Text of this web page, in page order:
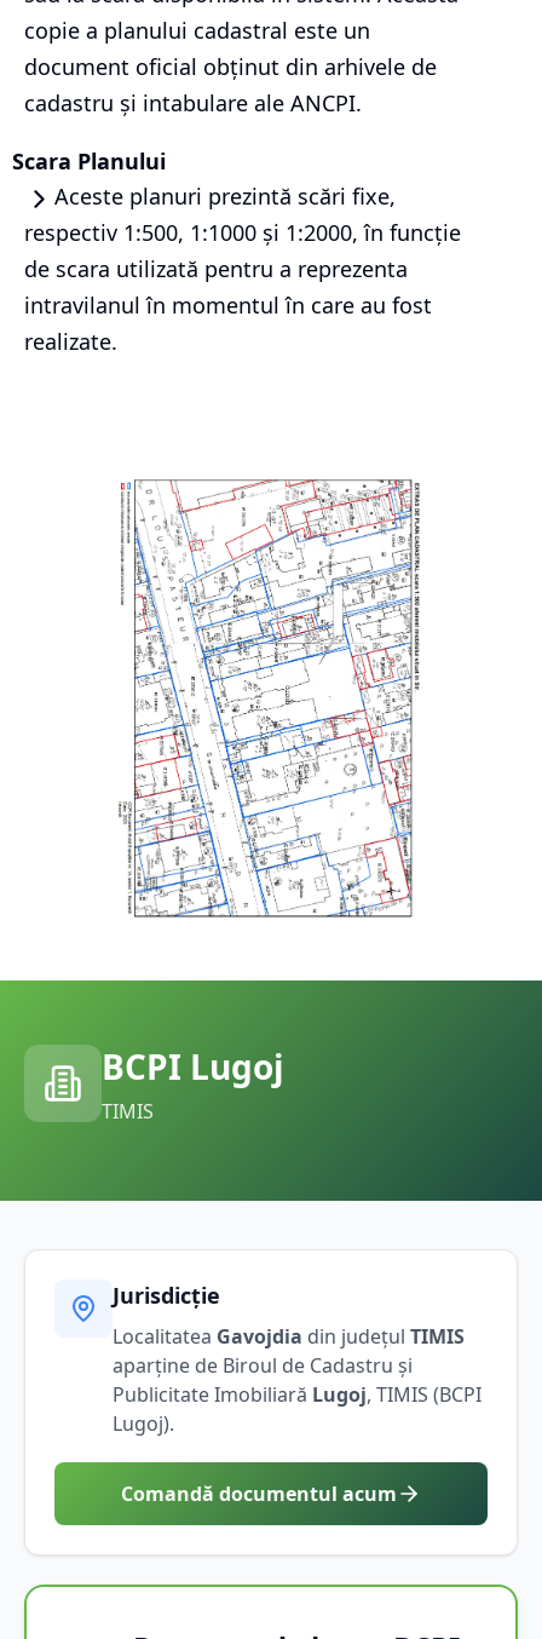
copie a planului cadastral este un
document oficial obținut din arhivele de
cadastru și intabulare ale ANCPI.
Scara Planului
Aceste planuri prezintă scări fixe,
respectiv 1:500, 1:1000 și 1:2000, în funcție
de scara utilizată pentru a reprezenta
intravilanul în momentul în care au fost
realizate.
BCPI Lugoj
TIMIS
Jurisdicție
Localitatea Gavojdia din județul TIMIS
aparține de Biroul de Cadastru și
Publicitate Imobiliară Lugoj, TIMIS (BCPI
Lugoj).
Comandă documentul acum